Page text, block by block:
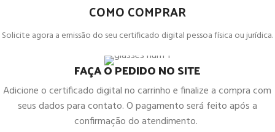
COMO COMPRAR
Solicite agora a emissão do seu certificado digital pessoa física ou jurídica.
FAÇA O PEDIDO NO SITE
Adicione o certificado digital no carrinho e finalize a compra com
seus dados para contato. O pagamento será feito após a
confirmação do atendimento.